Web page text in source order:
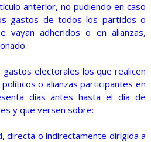
anterior, no pudiendo en caso
gastos de todos los partidos o
vayan adheridos o en alianzas,
gastos electorales los que realicen
o alianzas participantes en
días antes hasta el día de
y que versen sobre:
directa o indirectamente dirigida a